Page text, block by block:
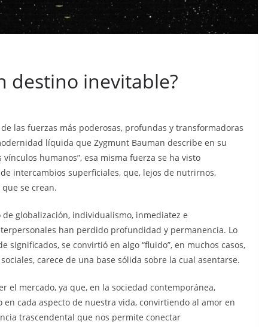
destino inevitable?
las fuerzas más poderosas, profundas y transformadoras
líquida que Zygmunt Bauman describe en su
humanos”, esa misma fuerza se ha visto
intercambios superficiales, que, lejos de nutrirnos,
se crean.
globalización, individualismo, inmediatez e
han perdido profundidad y permanencia. Lo
significados, se convirtió en algo “fluido”, en muchos casos,
carece de una base sólida sobre la cual asentarse.
el mercado, ya que, en la sociedad contemporánea,
cada aspecto de nuestra vida, convirtiendo al amor en
trascendental que nos permite conectar
cárcel
está
de
funcionario municipal
Manta
julio 2, 2026 lacontraec